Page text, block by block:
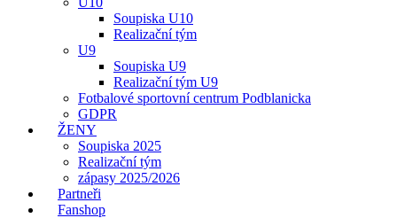
Soupiska U10
Realizační tým
U9
Soupiska U9
Realizační tým U9
Fotbalové sportovní centrum Podblanicka
GDPR
ŽENY
Soupiska 2025
Realizační tým
zápasy 2025/2026
Partneři
Fanshop